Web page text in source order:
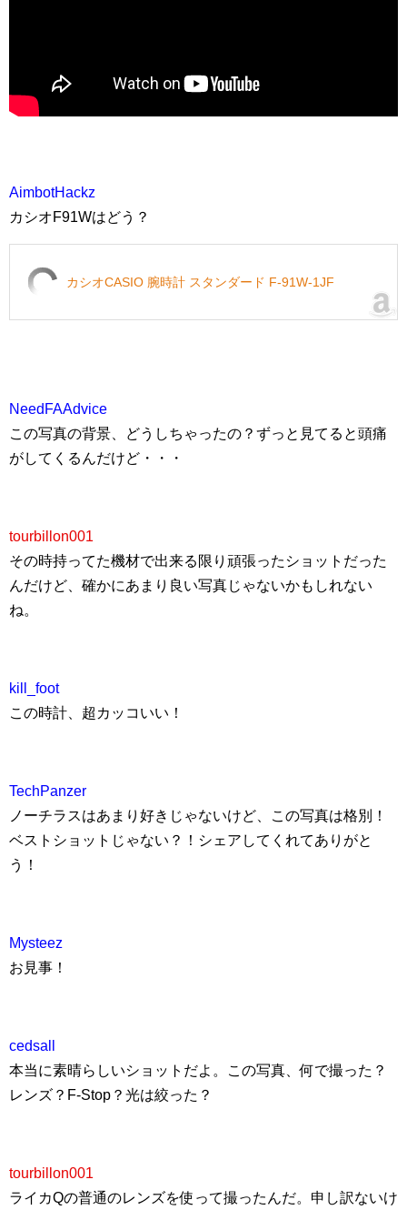
AimbotHackz
カシオF91Wはどう？
カシオCASIO 腕時計 スタンダード F-91W-1JF
NeedFAAdvice
この写真の背景、どうしちゃったの？ずっと見てると頭痛
がしてくるんだけど・・・
tourbillon001
その時持ってた機材で出来る限り頑張ったショットだった
んだけど、確かにあまり良い写真じゃないかもしれない
ね。
kill_foot
この時計、超カッコいい！
TechPanzer
ノーチラスはあまり好きじゃないけど、この写真は格別！
ベストショットじゃない？！シェアしてくれてありがと
う！
Mysteez
お見事！
cedsall
本当に素晴らしいショットだよ。この写真、何で撮った？
レンズ？F-Stop？光は絞った？
tourbillon001
ライカQの普通のレンズを使って撮ったんだ。申し訳ないけ